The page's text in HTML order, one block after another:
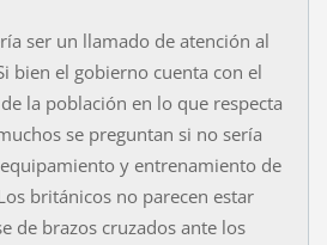
ser un llamado de atención al
bien el gobierno cuenta con el
la población en lo que respecta
se preguntan si no sería
y entrenamiento de
británicos no parecen estar
de brazos cruzados ante los